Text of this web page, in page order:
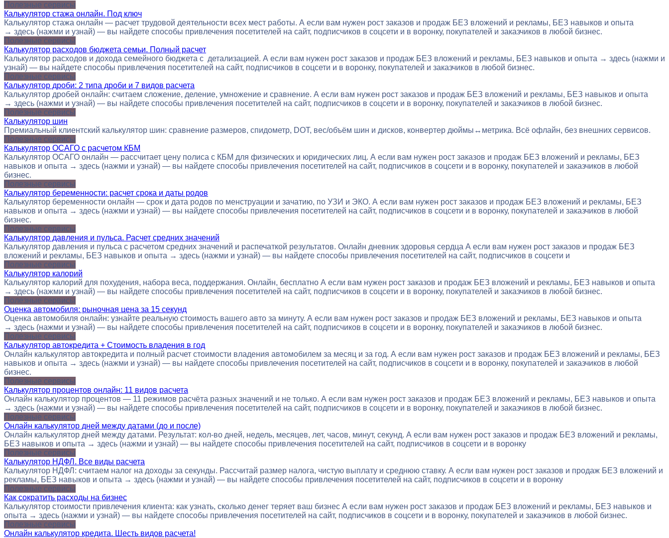
Полезные сервисы
Калькулятор стажа онлайн. Под ключ
Калькулятор стажа онлайн — расчет трудовой деятельности всех мест работы. А если вам нужен рост заказов и продаж БЕЗ вложений и рекламы, БЕЗ навыков и опыта
→ здесь (нажми и узнай) — вы найдете способы привлечения посетителей на сайт, подписчиков в соцсети и в воронку, покупателей и заказчиков в любой бизнес.
Полезные сервисы
Калькулятор расходов бюджета семьи. Полный расчет
Калькулятор расходов и дохода семейного бюджета с детализацией. А если вам нужен рост заказов и продаж БЕЗ вложений и рекламы, БЕЗ навыков и опыта → здесь (нажми и
узнай) — вы найдете способы привлечения посетителей на сайт, подписчиков в соцсети и в воронку, покупателей и заказчиков в любой бизнес.
Полезные сервисы
Калькулятор дроби: 2 типа дроби и 7 видов расчета
Калькулятор дробей онлайн: считаем сложение, деление, умножение и сравнение. А если вам нужен рост заказов и продаж БЕЗ вложений и рекламы, БЕЗ навыков и опыта
→ здесь (нажми и узнай) — вы найдете способы привлечения посетителей на сайт, подписчиков в соцсети и в воронку, покупателей и заказчиков в любой бизнес.
Полезные сервисы
Калькулятор шин
Премиальный клиентский калькулятор шин: сравнение размеров, спидометр, DOT, вес/объём шин и дисков, конвертер дюймы↔метрика. Всё офлайн, без внешних сервисов.
Полезные сервисы
Калькулятор ОСАГО с расчетом КБМ
Калькулятор ОСАГО онлайн — рассчитает цену полиса с КБМ для физических и юридических лиц. А если вам нужен рост заказов и продаж БЕЗ вложений и рекламы, БЕЗ
навыков и опыта → здесь (нажми и узнай) — вы найдете способы привлечения посетителей на сайт, подписчиков в соцсети и в воронку, покупателей и заказчиков в любой
бизнес.
Полезные сервисы
Калькулятор беременности: расчет срока и даты родов
Калькулятор беременности онлайн — срок и дата родов по менструации и зачатию, по УЗИ и ЭКО. А если вам нужен рост заказов и продаж БЕЗ вложений и рекламы, БЕЗ
навыков и опыта → здесь (нажми и узнай) — вы найдете способы привлечения посетителей на сайт, подписчиков в соцсети и в воронку, покупателей и заказчиков в любой
бизнес.
Полезные сервисы
Калькулятор давления и пульса. Расчет средних значений
Калькулятор давления и пульса с расчетом средних значений и распечаткой результатов. Онлайн дневник здоровья сердца А если вам нужен рост заказов и продаж БЕЗ
вложений и рекламы, БЕЗ навыков и опыта → здесь (нажми и узнай) — вы найдете способы привлечения посетителей на сайт, подписчиков в соцсети и
Полезные сервисы
Калькулятор калорий
Калькулятор калорий для похудения, набора веса, поддержания. Онлайн, бесплатно А если вам нужен рост заказов и продаж БЕЗ вложений и рекламы, БЕЗ навыков и опыта
→ здесь (нажми и узнай) — вы найдете способы привлечения посетителей на сайт, подписчиков в соцсети и в воронку, покупателей и заказчиков в любой бизнес.
Полезные сервисы
Оценка автомобиля: рыночная цена за 15 секунд
Оценка автомобиля онлайн: узнайте реальную стоимость вашего авто за минуту. А если вам нужен рост заказов и продаж БЕЗ вложений и рекламы, БЕЗ навыков и опыта
→ здесь (нажми и узнай) — вы найдете способы привлечения посетителей на сайт, подписчиков в соцсети и в воронку, покупателей и заказчиков в любой бизнес.
Полезные сервисы
Калькулятор автокредита + Стоимость владения в год
Онлайн калькулятор автокредита и полный расчет стоимости владения автомобилем за месяц и за год. А если вам нужен рост заказов и продаж БЕЗ вложений и рекламы, БЕЗ
навыков и опыта → здесь (нажми и узнай) — вы найдете способы привлечения посетителей на сайт, подписчиков в соцсети и в воронку, покупателей и заказчиков в любой
бизнес.
Полезные сервисы
Калькулятор процентов онлайн: 11 видов расчета
Онлайн калькулятор процентов — 11 режимов расчёта разных значений и не только. А если вам нужен рост заказов и продаж БЕЗ вложений и рекламы, БЕЗ навыков и опыта
→ здесь (нажми и узнай) — вы найдете способы привлечения посетителей на сайт, подписчиков в соцсети и в воронку, покупателей и заказчиков в любой бизнес.
Полезные сервисы
Онлайн калькулятор дней между датами (до и после)
Онлайн калькулятор дней между датами. Результат: кол-во дней, недель, месяцев, лет, часов, минут, секунд. А если вам нужен рост заказов и продаж БЕЗ вложений и рекламы,
БЕЗ навыков и опыта → здесь (нажми и узнай) — вы найдете способы привлечения посетителей на сайт, подписчиков в соцсети и в воронку
Полезные сервисы
Калькулятор НДФЛ. Все виды расчета
Калькулятор НДФЛ: считаем налог на доходы за секунды. Рассчитай размер налога, чистую выплату и среднюю ставку. А если вам нужен рост заказов и продаж БЕЗ вложений и
рекламы, БЕЗ навыков и опыта → здесь (нажми и узнай) — вы найдете способы привлечения посетителей на сайт, подписчиков в соцсети и в воронку
Полезные сервисы
Как сократить расходы на бизнес
Калькулятор стоимости привлечения клиента: как узнать, сколько денег теряет ваш бизнес А если вам нужен рост заказов и продаж БЕЗ вложений и рекламы, БЕЗ навыков и
опыта → здесь (нажми и узнай) — вы найдете способы привлечения посетителей на сайт, подписчиков в соцсети и в воронку, покупателей и заказчиков в любой бизнес.
Полезные сервисы
Онлайн калькулятор кредита. Шесть видов расчета!